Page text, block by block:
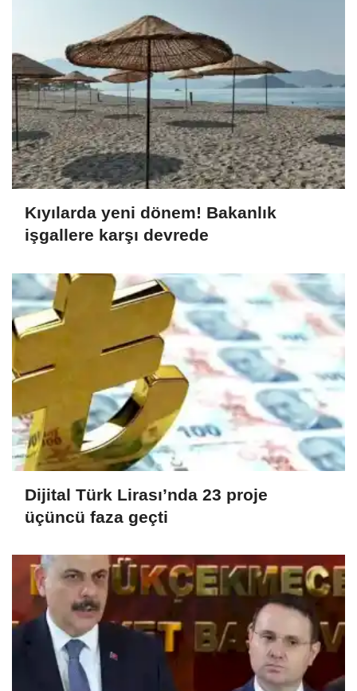
Kıyılarda yeni dönem! Bakanlık
işgallere karşı devrede
Dijital Türk Lirası’nda 23 proje
üçüncü faza geçti